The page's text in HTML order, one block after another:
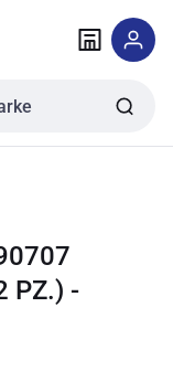
PZ.) -